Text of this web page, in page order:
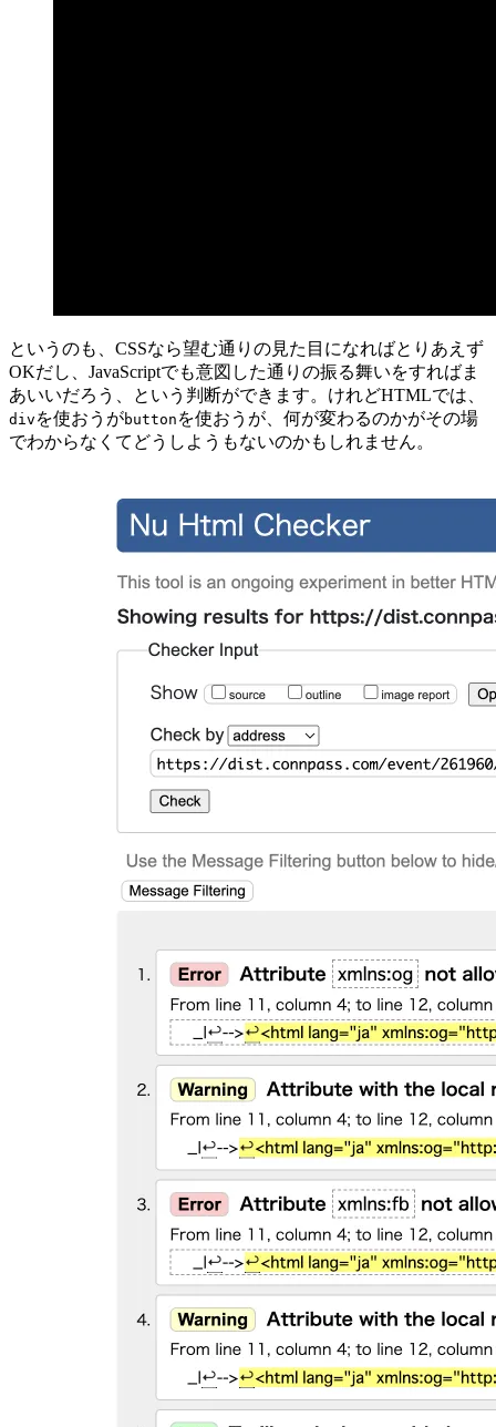
というのも、CSSなら望む通りの見た目になればとりあえず
OKだし、JavaScriptでも意図した通りの振る舞いをすればま
あいいだろう、という判断ができます。けれどHTMLでは、
div を使おうがbutton を使おうが、何が変わるのかがその場
でわからなくてどうしようもないのかもしれません。